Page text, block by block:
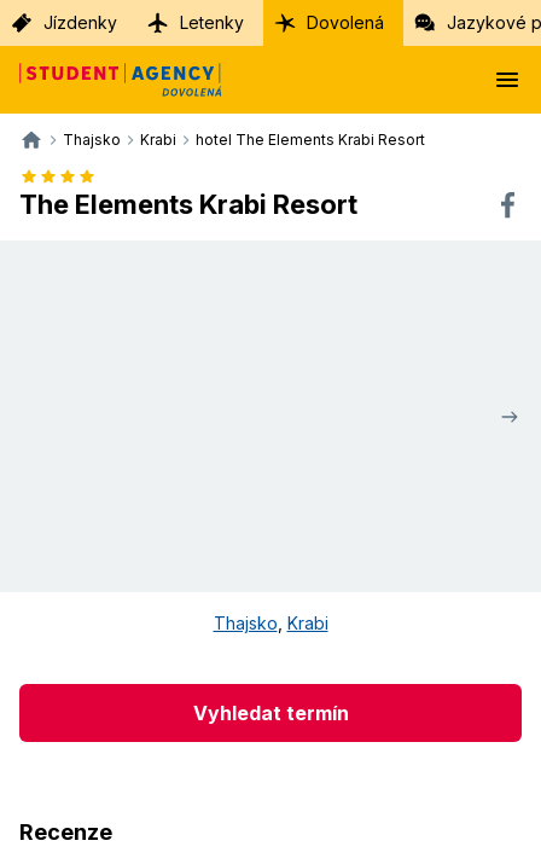
Jízdenky Letenky Dovolená Jazykové
Thajsko Krabi hotel The Elements Krabi Resort
The Elements Krabi Resort
Thajsko Krabi
Vyhledat termín
Recenze